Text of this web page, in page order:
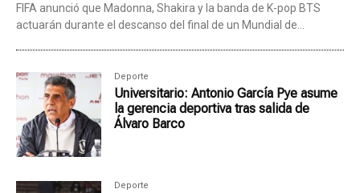
FIFA anunció que Madonna, Shakira y la banda de K-pop BTS
actuarán durante el descanso del final de un Mundial de...
Deporte
Universitario: Antonio García Pye asume
la gerencia deportiva tras salida de
Álvaro Barco
Deporte